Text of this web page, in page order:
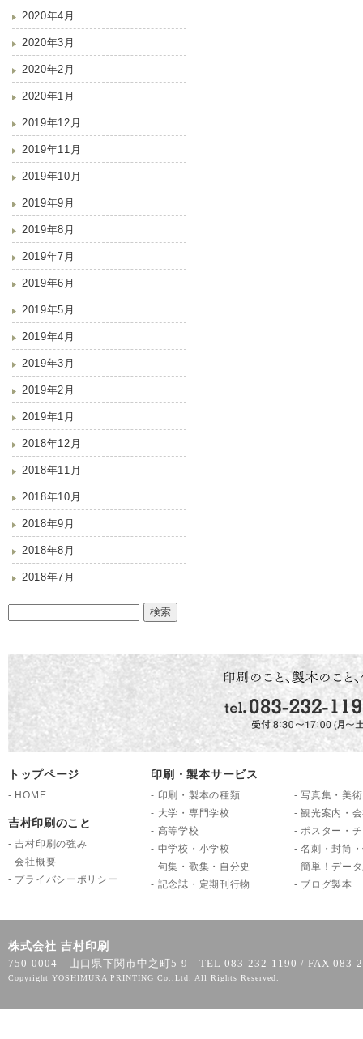
2020年4月
2020年3月
2020年2月
2020年1月
2019年12月
2019年11月
2019年10月
2019年9月
2019年8月
2019年7月
2019年6月
2019年5月
2019年4月
2019年3月
2019年2月
2019年1月
2018年12月
2018年11月
2018年10月
2018年9月
2018年8月
2018年7月
トップページ
- HOME
吉村印刷のこと
-吉村印刷の強み
-会社概要
- プライバシーポリシー
印刷・製本サービス
- 印刷・製本の種類
- 大学・専門学校
- 高等学校
- 中学校・小学校
- 句集・歌集・自分史
- 記念誌・定期刊行物
-写真集・美
-観光案内・
-ポスター・
-名刺・封筒
-簡単！デー
- ブログ製本
株式会社 吉村印刷
750-0004 山口県下関市中之町5-9 TEL 083-232-1190 / FAX 083-
Copyright YOSHIMURA PRINTING Co.,Ltd. All Rights Reserved.